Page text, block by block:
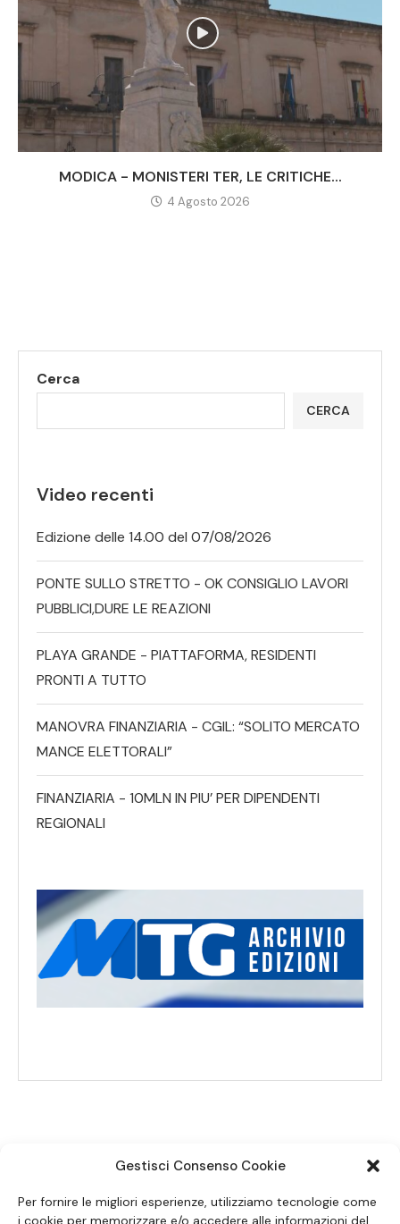
Gestisci Consenso Cookie
Per fornire le migliori esperienze, utilizziamo tecnologie come
i cookie per memorizzare e/o accedere alle informazioni del
MODICA - MONISTERI TER, LE CRITICHE...
4 Agosto 2026
Cerca
CERCA
Video recenti
Edizione delle 14.00 del 07/08/2026
PONTE SULLO STRETTO - OK CONSIGLIO LAVORI
PUBBLICI,DURE LE REAZIONI
PLAYA GRANDE - PIATTAFORMA, RESIDENTI
PRONTI A TUTTO
MANOVRA FINANZIARIA - CGIL: “SOLITO MERCATO
MANCE ELETTORALI”
FINANZIARIA - 10MLN IN PIU’ PER DIPENDENTI
REGIONALI
SEGUICI SUI SOCIAL